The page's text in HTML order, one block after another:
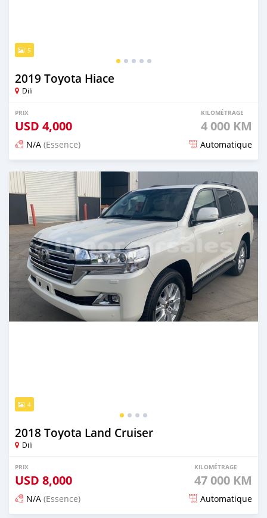
5
2019 Toyota Hiace
Dili
PRIX
USD 4,000
KILOMÉTRAGE
4 000 KM
N/A (Essence) Automatique
Publié il y a 17 jours
4
2018 Toyota Land Cruiser
Dili
PRIX
USD 8,000
KILOMÉTRAGE
47 000 KM
N/A (Essence) Automatique